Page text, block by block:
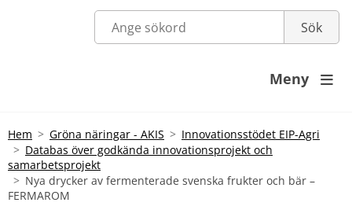
Meny 
Hem Gröna näringar - AKIS
Innovationsstödet EIP-Agri
Databas över godkända innovationsprojekt och
samarbetsprojekt
Nya drycker av fermenterade svenska frukter och bär –
FERMAROM